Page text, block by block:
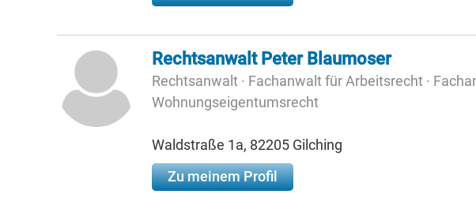
Rechtsanwalt Peter Blaumoser
Rechtsanwalt · Fachanwalt für Arbeitsrecht ·
Wohnungseigentumsrecht
Waldstraße 1a, 82205 Gilching
Zu meinem Profil